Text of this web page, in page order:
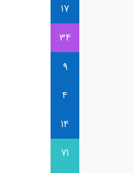
17
34
9
4
14
71